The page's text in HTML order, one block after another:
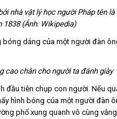
nhà vật lý học người Pháp tên là
1838 (Ảnh: Wikipedia)
bóng dáng của một người đàn
cao chân cho người ta đánh giày
đầu tiên chụp con người. Nếu
hình bóng của một người đàn
phố xung quanh vô cùng